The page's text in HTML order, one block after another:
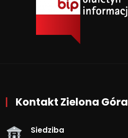
Kontakt Zielona Góra
Siedziba